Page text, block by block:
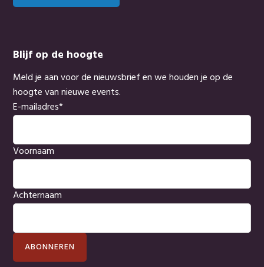
Blijf op de hoogte
Meld je aan voor de nieuwsbrief en we houden je op de
hoogte van nieuwe events.
E-mailadres*
Voornaam
Achternaam
ABONNEREN